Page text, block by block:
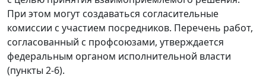
При этом могут создаваться согласительные
комиссии с участием посредников. Перечень работ,
согласованный с профсоюзами, утверждается
федеральным органом исполнительной власти
(пункты 2-6).